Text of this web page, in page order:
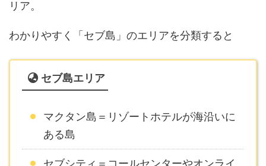
ある島
セブシティ＝コールセンターやオンライ